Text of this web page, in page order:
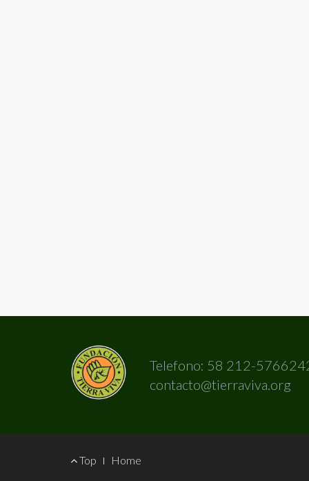
Telefono: 58 212-
contacto@tierraviva.org
Footer
Top Home